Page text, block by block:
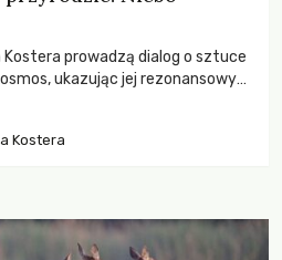
Kostera prowadzą dialog o sztuce
ukazując jej rezonansowy
Kostera